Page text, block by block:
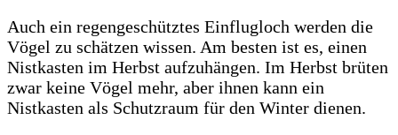
Auch ein regengeschütztes Einflugloch werden die
Vögel zu schätzen wissen. Am besten ist es, einen
Nistkasten im Herbst aufzuhängen. Im Herbst brüten
zwar keine Vögel mehr, aber ihnen kann ein
Nistkasten als Schutzraum für den Winter dienen.